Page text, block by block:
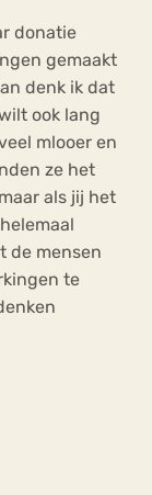
donatie
gemaakt
denk ik dat
ook lang
mlooer en
ze het
als jij het
de mensen
te